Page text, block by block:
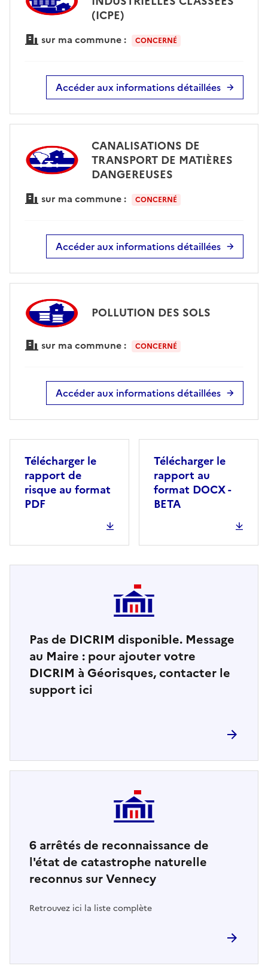
(ICPE)
sur ma commune : CONCERNÉ
Accéder aux informations détaillées
CANALISATIONS DE
TRANSPORT DE MATIÈRES
DANGEREUSES
sur ma commune : CONCERNÉ
Accéder aux informations détaillées
POLLUTION DES SOLS
sur ma commune : CONCERNÉ
Accéder aux informations détaillées
Télécharger le
rapport de
risque au format
PDF
Télécharger le
rapport au
format DOCX -
BETA
Pas de DICRIM disponible. Message
au Maire : pour ajouter votre
DICRIM à Géorisques, contacter le
support ici
6 arrêtés de reconnaissance de
l'état de catastrophe naturelle
reconnus sur Vennecy
Retrouvez ici la liste complète